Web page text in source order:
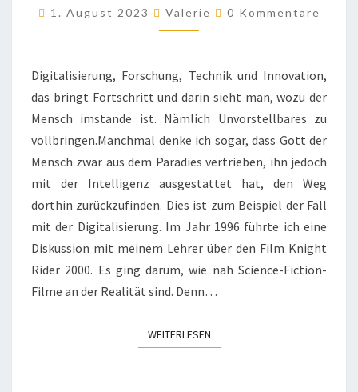
TROMMEL
ZUM
1. August 2023 Valerie Kommentare
0 Kommentare
Digitalisierung, Forschung, Technik und Innovation,
das bringt Fortschritt und darin sieht man, wozu der
Mensch imstande ist. Nämlich Unvorstellbares zu
vollbringen.Manchmal denke ich sogar, dass Gott der
Mensch zwar aus dem Paradies vertrieben, ihn jedoch
mit der Intelligenz ausgestattet hat, den Weg
dorthin zurückzufinden. Dies ist zum Beispiel der Fall
mit der Digitalisierung. Im Jahr 1996 führte ich eine
Diskussion mit meinem Lehrer über den Film Knight
Rider 2000. Es ging darum, wie nah Science-Fiction-
Filme an der Realität sind. Denn…
WEITERLESENWEITERLESEN